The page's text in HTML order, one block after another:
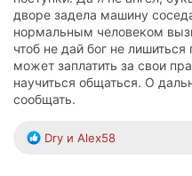
дворе задела машину
нормальным человеком
чтоб не дай бог не
может заплатить за свои
научиться общаться. О
сообщать.
Р
Dry и Alex58